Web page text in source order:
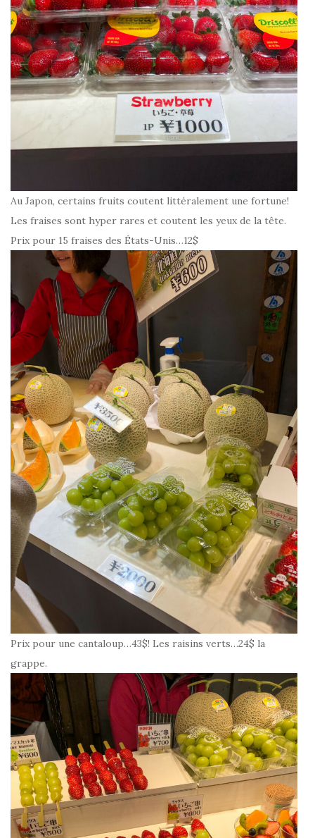
Au Japon, certains fruits coutent littéralement une fortune!
Les fraises sont hyper rares et coutent les yeux de la tête.
Prix pour 15 fraises des États-Unis…12$
Prix pour une cantaloup…43$! Les raisins verts…24$ la
grappe.